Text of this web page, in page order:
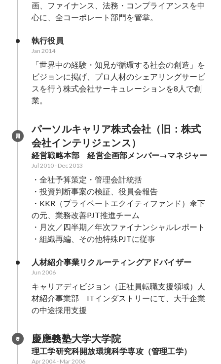
画、ファイナンス、法務・コンプライアンスを中
心に、全コーポレート部門を管掌。
執行役員
Jan 2014
「世界中の経験・知見が循環する社会の創造」を
ビジョンに掲げ、プロ人材のシェアリングサービ
スを行う株式会社サーキュレーションを8人で創
業。
パーソルキャリア株式会社（旧：株式
会社インテリジェンス）
経営戦略本部　経営企画部メンバー→マネジャー
Jul 2010- Dec 2013
・全社予算策定・管理会計統括
・投資判断事案の検証、役員会報告
・KKR（プライベートエクイティファンド）傘下
の元、業務改善PJT推進チーム
・月次／四半期／年次ファイナンシャルレポート
・組織再編、その他特殊PJTに従事
人材紹介事業リクルーティングアドバイザー
Jun 2006
キャリアディビジョン（正社員転職支援領域）人
材紹介事業部　ITインダストリーにて、大手企業
の中途採用支援
慶應義塾大学大学院
理工学研究科開放環境科学専攻（管理工学）
Apr 2004- Mar 2006